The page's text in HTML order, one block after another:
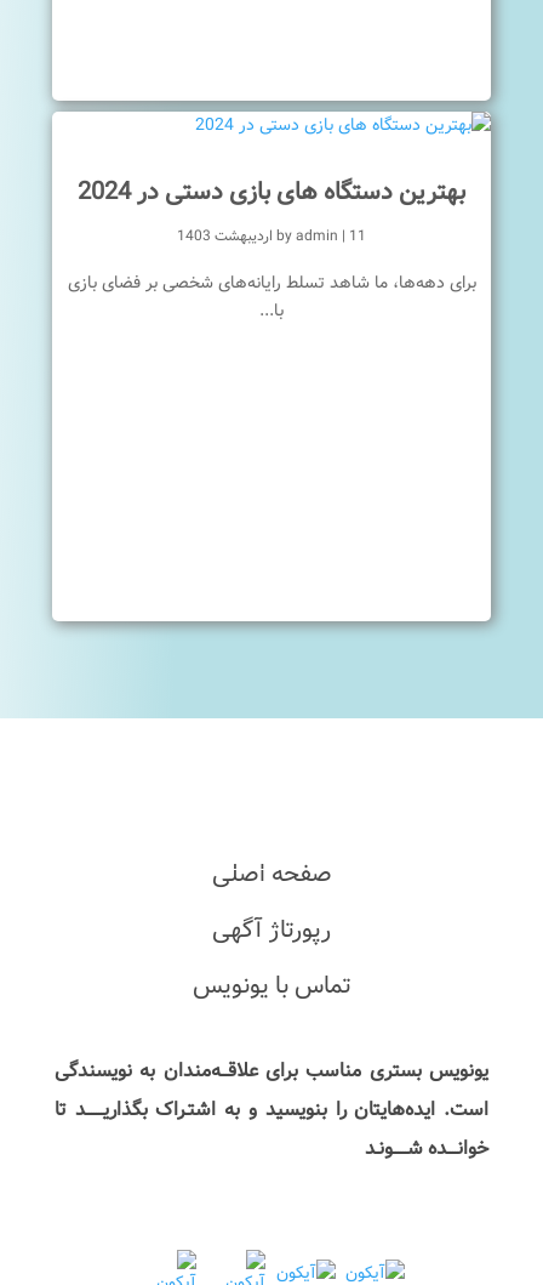
بهترین دستگاه های بازی دستی در 2024
byadmin | 11 اردیبهشت 1403
برای دهه‌ها، ما شاهد تسلط رایانه‌های شخصی بر فضای بازی
با...
یونویس بستری مناسب برای علاقـــه‌مندان به نویسندگی
است. ایده‌هایتان را بنویسید و به اشتـراک بگذاریـــــــد تا
خوانــــده شــــــونـد
صفحه اصلی
رپورتاژ آگهی
تماس با یونویس